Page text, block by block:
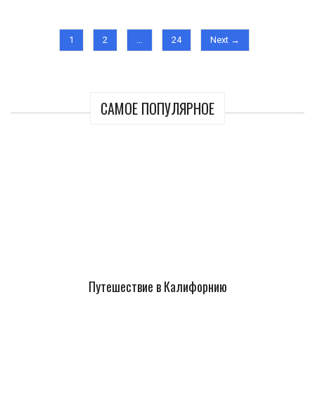
1 2 … 24 Next →
САМОЕ ПОПУЛЯРНОЕ
Путешествие в Калифорнию